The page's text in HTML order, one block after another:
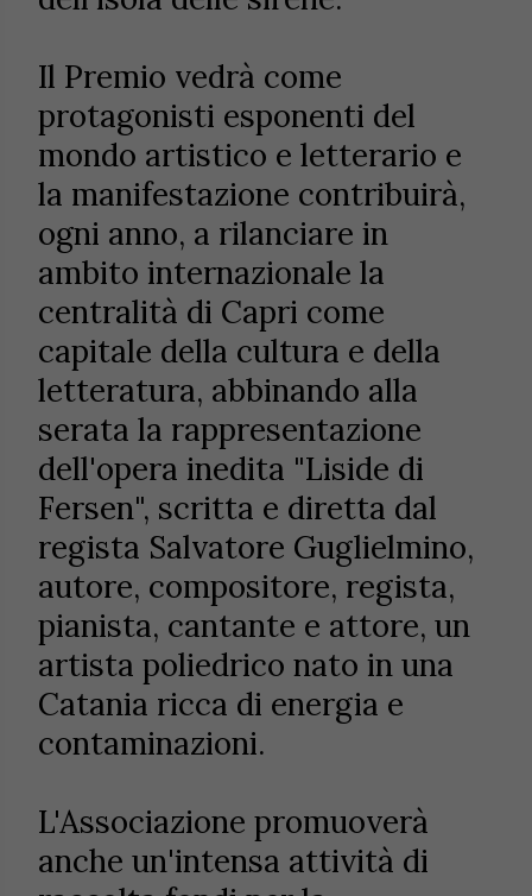
Il Premio vedrà come
protagonisti esponenti del
mondo artistico e letterario e
la manifestazione contribuirà,
ogni anno, a rilanciare in
ambito internazionale la
centralità di Capri come
capitale della cultura e della
letteratura, abbinando alla
serata la rappresentazione
dell'opera inedita "Liside di
Fersen", scritta e diretta dal
regista Salvatore Guglielmino,
autore, compositore, regista,
pianista, cantante e attore, un
artista poliedrico nato in una
Catania ricca di energia e
contaminazioni.
L'Associazione promuoverà
anche un'intensa attività di